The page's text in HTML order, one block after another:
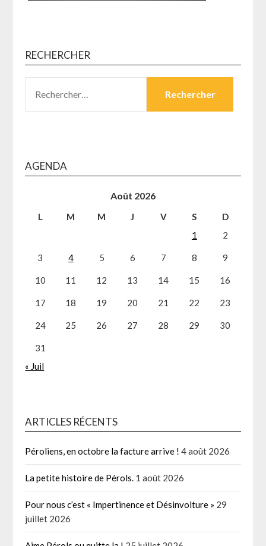
RECHERCHER
AGENDA
Août 2026
L M M J V S
D
1
2
3 4 5 6 7 8 9
10 11 12 13 14 15 16
17 18 19 20 21 22 23
24 25 26 27 28 29 30
31
« Juil
ARTICLES RÉCENTS
Péroliens, en octobre la facture arrive ! 4 août 2026
La petite histoire de Pérols. 1 août 2026
Pour nous c’est « Impertinence et Désinvolture » 29
juillet 2026